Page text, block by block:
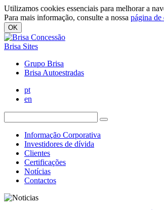
Utilizamos cookies essenciais para melhorar a
Para mais informação, consulte a nossa página de
OK
Brisa Sites
Grupo Brisa
Brisa Autoestradas
pt
en
Informação Corporativa
Investidores de dívida
Clientes
Certificações
Notícias
Contactos